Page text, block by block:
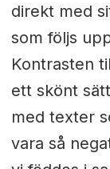
direkt med
som följs
Kontrasten
ett skönt
med texter
vara så